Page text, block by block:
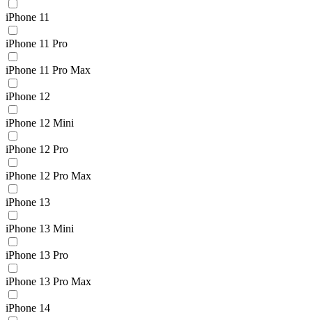
iPhone 11
iPhone 11 Pro
iPhone 11 Pro Max
iPhone 12
iPhone 12 Mini
iPhone 12 Pro
iPhone 12 Pro Max
iPhone 13
iPhone 13 Mini
iPhone 13 Pro
iPhone 13 Pro Max
iPhone 14